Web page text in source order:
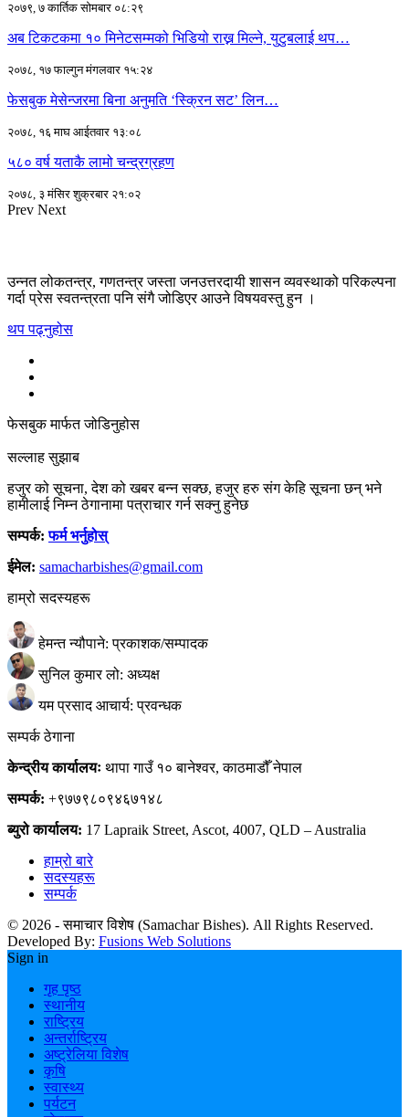
२०७९, ७ कार्तिक सोमबार ०८:२९
अब टिकटकमा १० मिनेटसम्मको भिडियो राख्न मिल्ने, युटुबलाई थप…
२०७८, १७ फाल्गुन मंगलवार १५:२४
फेसबुक मेसेन्जरमा बिना अनुमति ‘स्क्रिन सट’ लिन…
२०७८, १६ माघ आईतवार १३:०८
५८० वर्ष यताकै लामो चन्द्रग्रहण
२०७८, ३ मंसिर शुक्रबार २१:०२
Prev Next
उन्नत लोकतन्त्र, गणतन्त्र जस्ता जनउत्तरदायी शासन व्यवस्थाको परिकल्पना
गर्दा प्रेस स्वतन्त्रता पनि संगै जोडिएर आउने विषयवस्तु हुन ।
थप पढ्नुहोस
फेसबुक मार्फत जोडिनुहोस
सल्लाह सुझाब
हजुर को सूचना, देश को खबर बन्न सक्छ, हजुर हरु संग केहि सूचना छन् भने
हामीलाई निम्न ठेगानामा पत्राचार गर्न सक्नु हुनेछ
सम्पर्क:फर्म भर्नुहोस्
ईमेल: samacharbishes@gmail.com
हाम्रो सदस्यहरू
हेमन्त न्यौपाने: प्रकाशक/सम्पादक
सुनिल कुमार लो: अध्यक्ष
यम प्रसाद आचार्य: प्रवन्धक
सम्पर्क ठेगाना
केन्द्रीय कार्यालयः थापा गाउँ १० बानेश्वर, काठमाडौँ नेपाल
सम्पर्क: +९७७९८०९४६७१४८
ब्युरो कार्यालय: 17 Lapraik Street, Ascot, 4007, QLD – Australia
हाम्रो बारे
सदस्यहरू
सम्पर्क
© 2026 - समाचार विशेष (Samachar Bishes). All Rights Reserved.
Developed By: Fusions Web Solutions
Sign in
गृह पृष्ठ
स्थानीय
राष्ट्रिय
अन्तर्राष्ट्रिय
अष्ट्रेलिया विशेष
कृषि
स्वास्थ्य
पर्यटन